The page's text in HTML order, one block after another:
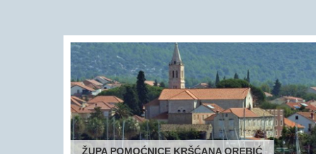
ŽUPA POMOĆNICE KRŠĆANA OREBIĆ